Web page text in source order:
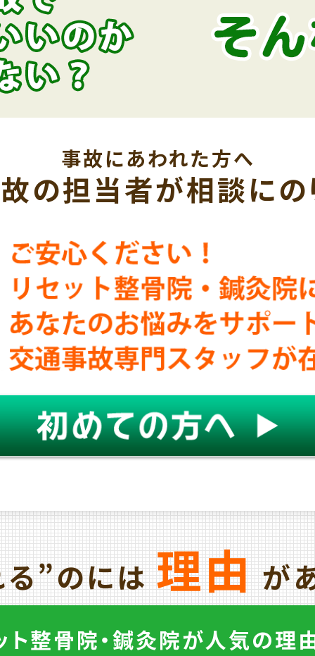
事故にあわれた方へ
の担当者が相談にの
”のには理由が
ト整骨院・鍼灸院が人気の理